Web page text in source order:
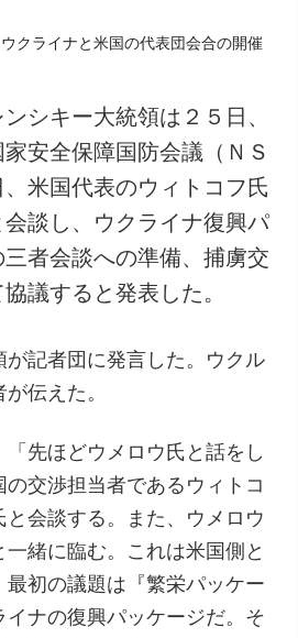
シキー大統領は２５日、
安全保障国防会議（ＮＳ
米国代表のウィトコフ氏
談し、ウクライナ復興パ
者会談への準備、捕虜交
議すると発表した。
が記者団に発言した。ウクル
伝えた。
先ほどウメロウ氏と話をし
交渉担当者であるウィトコ
と会談する。また、ウメロウ
緒に臨む。これは米国側と
初の議題は『繁栄パッケー
イナの復興パッケージだ。そ